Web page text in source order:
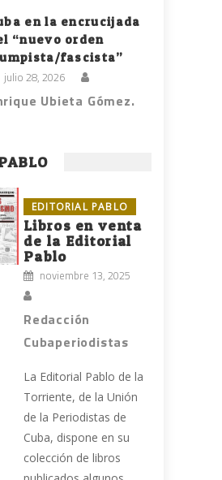
en la encrucijada
“nuevo orden
fascista”
julio 28, 2026
Ubieta Gómez.
EDITORIAL PABLO
Libros en venta
de la Editorial
Pablo
noviembre 13, 2025
Redacción
Cubaperiodistas
La Editorial Pablo de la
Torriente, de la Unión
de la Periodistas de
Cuba, dispone en su
colección de libros